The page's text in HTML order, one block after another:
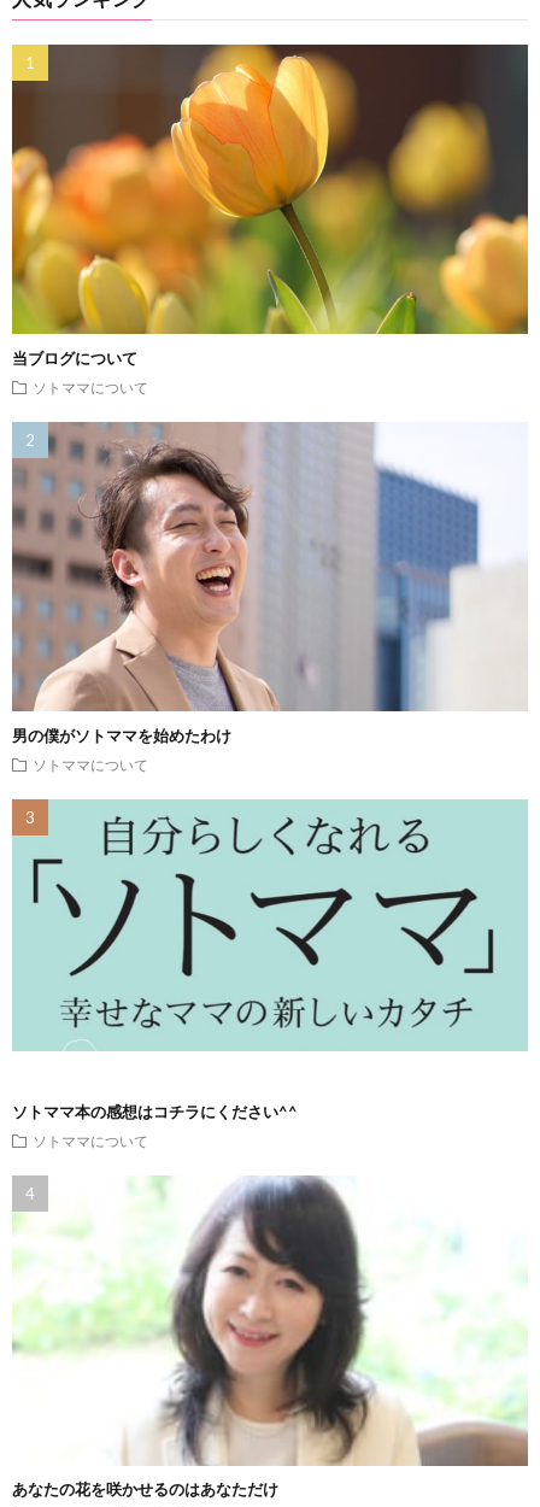
当ブログについて
ソトママについて
男の僕がソトママを始めたわけ
ソトママについて
ソトママ本の感想はコチラにください^^
ソトママについて
あなたの花を咲かせるのはあなただけ